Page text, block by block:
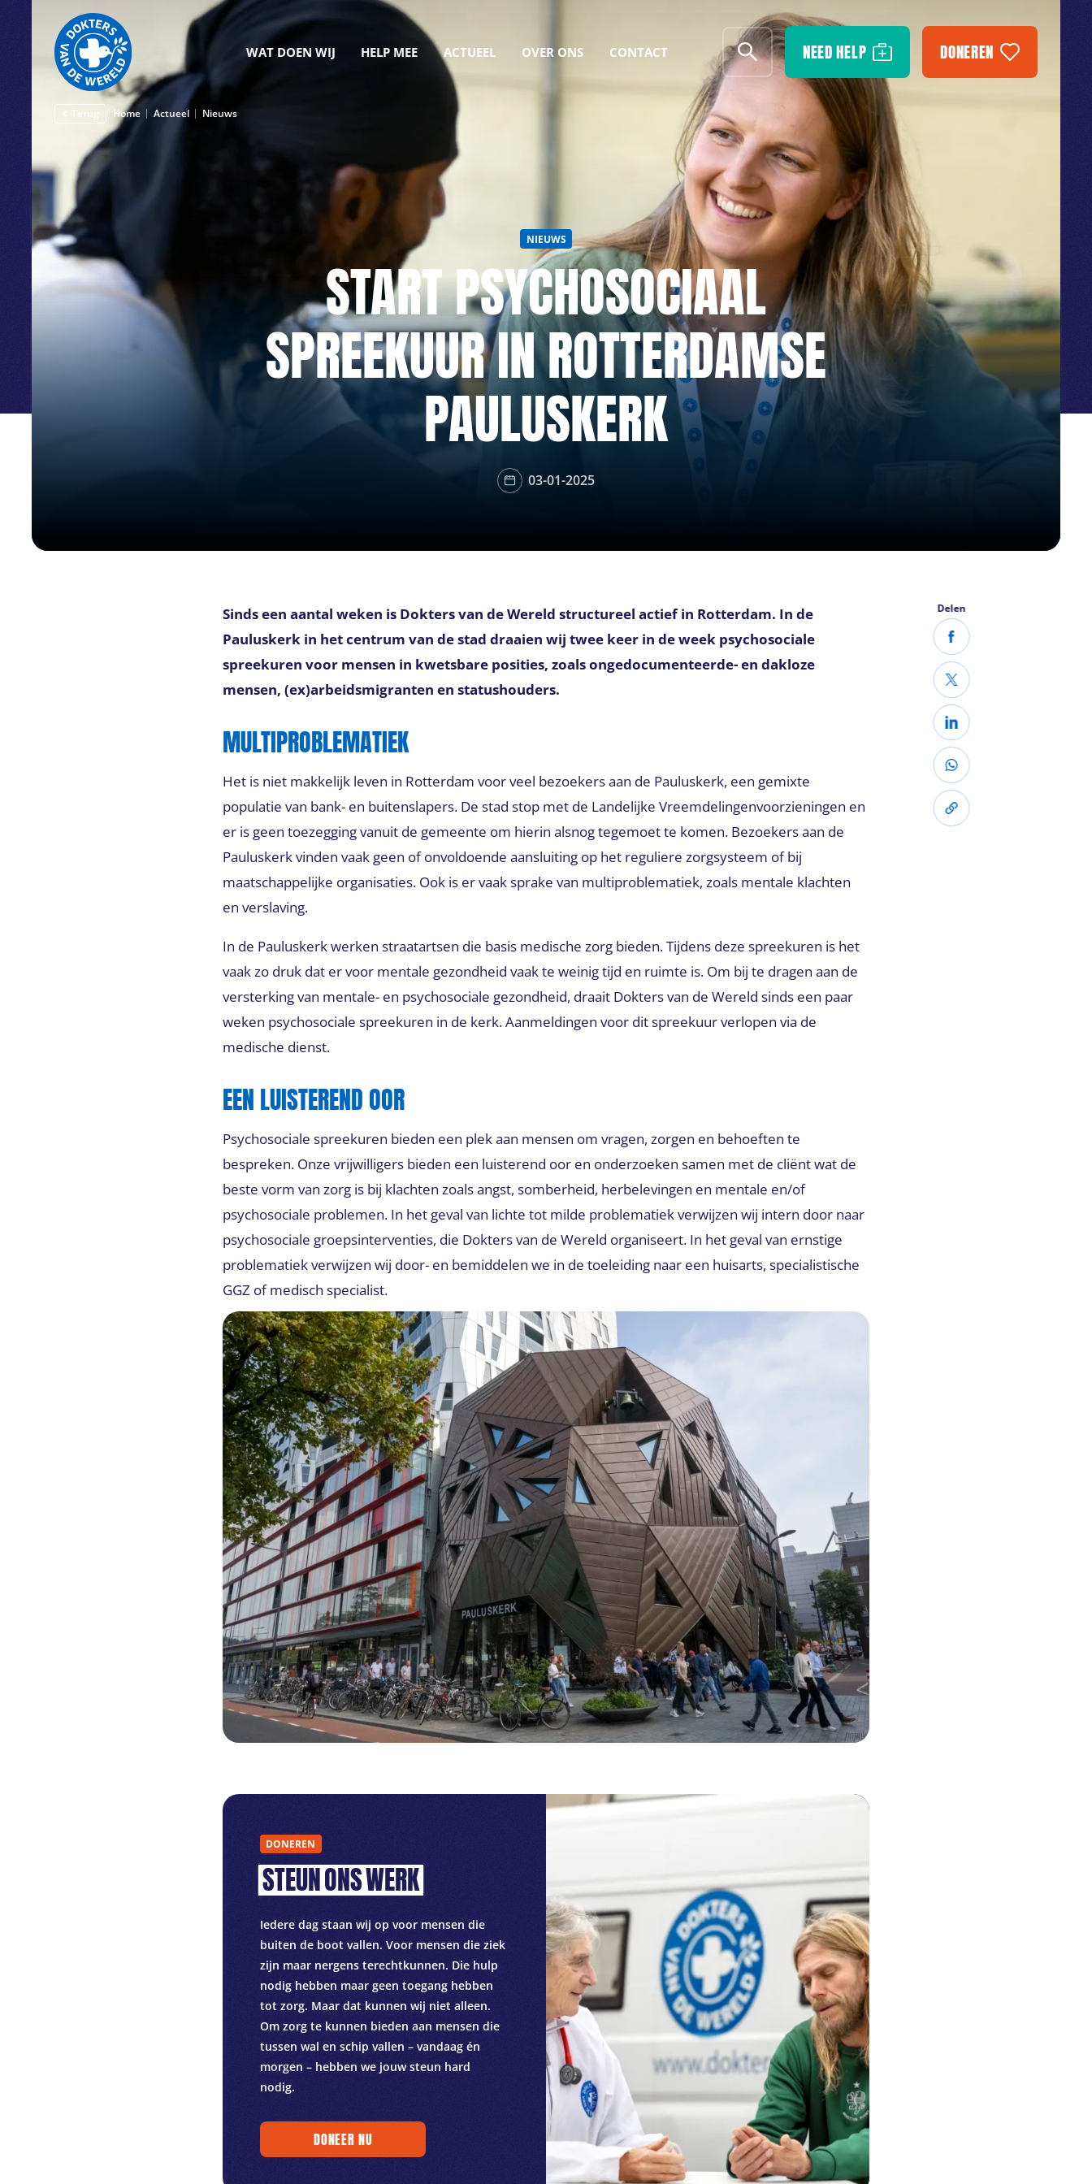
WAT DOEN WIJ HELP MEE ACTUEEL OVER ONS CONTACT NEED HELP DONEREN
Terug Home Actueel Nieuws
NIEUWS
START PSYCHOSOCIAAL
SPREEKUUR IN ROTTERDAMSE
PAULUSKERK
03-01-2025
Sinds een aantal weken is Dokters van de Wereld structureel actief in Rotterdam. In de
Pauluskerk in het centrum van de stad draaien wij twee keer in de week psychosociale
spreekuren voor mensen in kwetsbare posities, zoals ongedocumenteerde- en dakloze
mensen, (ex)arbeidsmigranten en statushouders.
MULTIPROBLEMATIEK
Het is niet makkelijk leven in Rotterdam voor veel bezoekers aan de Pauluskerk, een gemixte
populatie van bank- en buitenslapers. De stad stop met de Landelijke Vreemdelingenvoorzieningen en
er is geen toezegging vanuit de gemeente om hierin alsnog tegemoet te komen. Bezoekers aan de
Pauluskerk vinden vaak geen of onvoldoende aansluiting op het reguliere zorgsysteem of bij
maatschappelijke organisaties. Ook is er vaak sprake van multiproblematiek, zoals mentale klachten
en verslaving.
In de Pauluskerk werken straatartsen die basis medische zorg bieden. Tijdens deze spreekuren is het
vaak zo druk dat er voor mentale gezondheid vaak te weinig tijd en ruimte is. Om bij te dragen aan de
versterking van mentale- en psychosociale gezondheid, draait Dokters van de Wereld sinds een paar
weken psychosociale spreekuren in de kerk. Aanmeldingen voor dit spreekuur verlopen via de
medische dienst.
EEN LUISTEREND OOR
Psychosociale spreekuren bieden een plek aan mensen om vragen, zorgen en behoeften te
bespreken. Onze vrijwilligers bieden een luisterend oor en onderzoeken samen met de cliënt wat de
beste vorm van zorg is bij klachten zoals angst, somberheid, herbelevingen en mentale en/of
psychosociale problemen. In het geval van lichte tot milde problematiek verwijzen wij intern door naar
psychosociale groepsinterventies, die Dokters van de Wereld organiseert. In het geval van ernstige
problematiek verwijzen wij door- en bemiddelen we in de toeleiding naar een huisarts, specialistische
GGZ of medisch specialist.
DONEREN
STEUNONSWERK
Iedere dag staan wij op voor mensen die
buiten de boot vallen. Voor mensen die ziek
zijn maar nergens terechtkunnen. Die hulp
nodig hebben maar geen toegang hebben
tot zorg. Maar dat kunnen wij niet alleen.
Om zorg te kunnen bieden aan mensen die
tussen wal en schip vallen – vandaag én
morgen – hebben we jouw steun hard
nodig.
DONEER NU
Delen